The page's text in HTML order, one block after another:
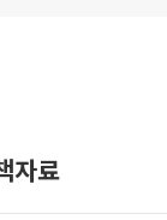
자료